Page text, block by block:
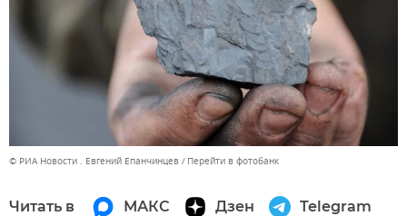
© РИА Новости . Евгений Епанчинцев Перейти в фотобанк
Читать в МАКС Дзен Telegram